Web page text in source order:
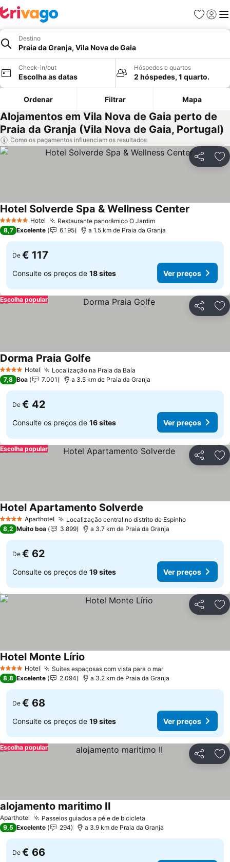
Favoritos
Iniciar
Destino
Praia da Granja, Vila Nova de Gaia
Check-in/out
Escolha as datas
Hóspedes e quartos
2 hóspedes, 1 quarto.
Ordenar Filtrar Mapa
Alojamentos em Vila Nova de Gaia perto de
Praia da Granja (Vila Nova de Gaia, Portugal)
Como os pagamentos influenciam os resultados
Partilhar
5 Estrelas Hotel Restaurante panorâmico O JardimVer preços
Hotel Solverde Spa & Wellness Center
8,7 Excelente 6.195 a 1.5 km de Praia da Granja
De € 117
Consulte os preços de 18 sites Ver preços
Partilhar
Escolha popular
4 EstrelasHotel Localização na Praia da Baía
Dorma Praia Golfe
7,8 Boa 7.001 a 3.5 km de Praia da Granja
De € 42
Consulte os preços de 16 sites Ver preços
Partilhar
Escolha popular
4 EstrelasAparthotel Localização central no distrito de EspinhoVer preços
Hotel Apartamento Solverde
8,2 Muito boa 3.899 a 3.7 km de Praia da Granja
De € 62
Consulte os preços de 19 sites Ver preços
Partilhar
4 EstrelasHotel Suítes espaçosas com vista para o marVer preços
Hotel Monte Lírio
8,8 Excelente 2.094 a 3.2 km de Praia da Granja
De € 68
Consulte os preços de 19 sites Ver preços
Partilhar
Escolha popular
Aparthotel Passeios guiados a pé e de bicicleta
alojamento maritimo II
9,5 Excelente 294 a 3.9 km de Praia da Granja
De € 66